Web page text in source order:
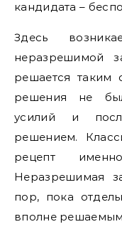
кандидата –
Здесь
неразрешимой
решается таким
решения не
усилий и
решением.
рецепт
Неразрешимая
пор, пока
вполне